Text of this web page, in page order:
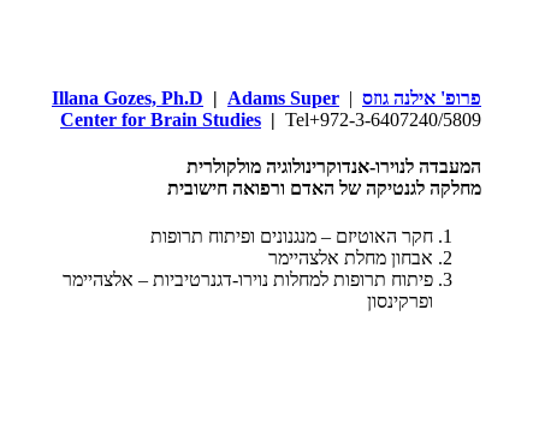
פרופ' אילנה גוזס |
Illana Gozes, Ph.D | Adams Super
Center for Brain Studies | Tel+972-3-6407240/5809
המעבדה לנוירו-אנדוקרינולוגיה מולקולרית
מחלקה לגנטיקה של האדם ורפואה חישובית
חקר האוטיזם – מנגנונים ופיתוח תרופות
אבחון מחלת אלצהיימר
פיתוח תרופות למחלות נוירו-דגנרטיביות – אלצהיימר
ופרקינסון